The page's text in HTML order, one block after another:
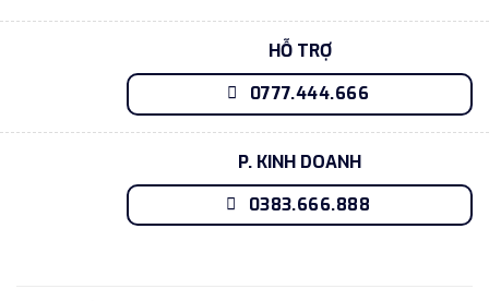
HỖ TRỢ
0777.444.666
P. KINH DOANH
0383.666.888